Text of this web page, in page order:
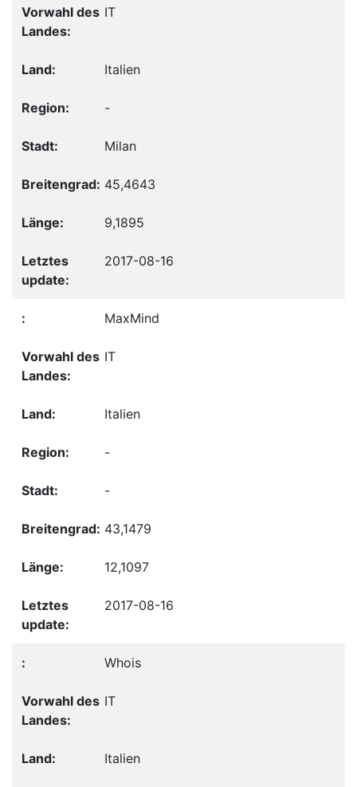
IT
Italien
-
Milan
45,4643
9,1895
2017-08-16
MaxMind
IT
Italien
-
-
43,1479
12,1097
2017-08-16
Whois
IT
Italien